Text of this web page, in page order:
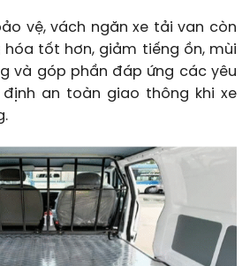
vệ, vách ngăn xe tải van còn
tốt hơn, giảm tiếng ồn, mùi
và góp phần đáp ứng các yêu
an toàn giao thông khi xe